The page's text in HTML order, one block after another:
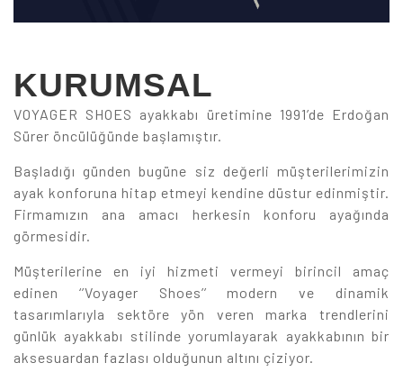
KURUMSAL
VOYAGER SHOES ayakkabı üretimine 1991’de Erdoğan
Sürer öncülüğünde başlamıştır.
Başladığı günden bugüne siz değerli müşterilerimizin
ayak konforuna hitap etmeyi kendine düstur edinmiştir.
Firmamızın ana amacı herkesin konforu ayağında
görmesidir.
Müşterilerine en iyi hizmeti vermeyi birincil amaç
edinen ‘’Voyager Shoes’’ modern ve dinamik
tasarımlarıyla sektöre yön veren marka trendlerini
günlük ayakkabı stilinde yorumlayarak ayakkabının bir
aksesuardan fazlası olduğunun altını çiziyor.